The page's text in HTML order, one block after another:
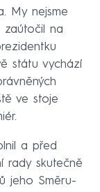
My nejsme
zaútočil na
státu vychází
ve stoje
a před
rady skutečně
jeho Směru-